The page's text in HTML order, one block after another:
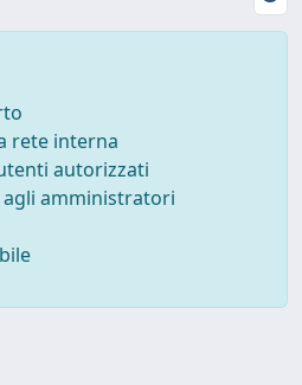
rete interna
autorizzati
amministratori